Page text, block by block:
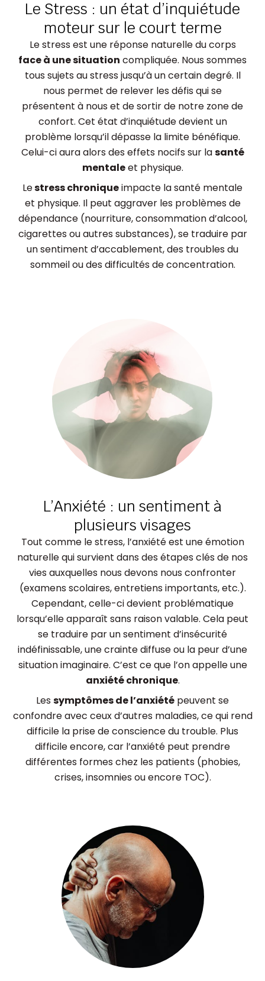
Le Stress : un état d’inquiétude
moteur sur le court terme
Le stress est une réponse naturelle du corps
face à une situation compliquée. Nous sommes
tous sujets au stress jusqu’à un certain degré. Il
nous permet de relever les défis qui se
présentent à nous et de sortir de notre zone de
confort. Cet état d’inquiétude devient un
problème lorsqu’il dépasse la limite bénéfique.
Celui-ci aura alors des effets nocifs sur lasanté
mentaleet physique.
Lestress chroniqueimpacte la santé mentale
et physique. Il peut aggraver les problèmes de
dépendance (nourriture, consommation d’alcool,
cigarettes ou autres substances), se traduire par
un sentiment d’accablement, des troubles du
sommeil ou des difficultés de concentration.
L’Anxiété : un sentiment à
plusieurs visages
Tout comme le stress, l’anxiété est une émotion
naturelle qui survient dans des étapes clés de nos
vies auxquelles nous devons nous confronter
(examens scolaires, entretiens importants, etc.).
Cependant, celle-ci devient problématique
lorsqu’elle apparaît sans raison valable. Cela peut
se traduire par un sentiment d’insécurité
indéfinissable, une crainte diffuse ou la peur d’une
situation imaginaire. C’est ce que l’on appelle une
anxiété chronique.
Lessymptômes de l’anxiété peuvent se
confondre avec ceux d’autres maladies, ce qui rend
difficile la prise de conscience du trouble. Plus
difficile encore, car l’anxiété peut prendre
différentes formes chez les patients (phobies,
crises, insomnies ou encore TOC).